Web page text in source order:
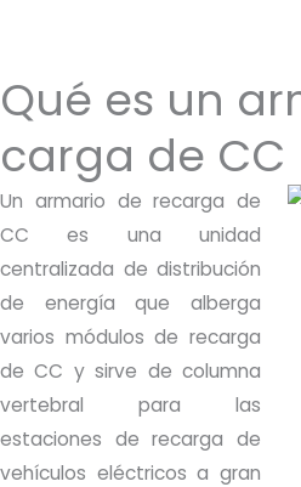
Qué es un
carga de CC
Un armario de recarga de
CC es una unidad
centralizada de distribución
de energía que alberga
varios módulos de recarga
de CC y sirve de columna
vertebral para las
estaciones de recarga de
vehículos eléctricos a gran